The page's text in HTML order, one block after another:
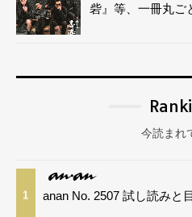
砦』等、一冊丸ご
今読まれ
1 anan No. 2507 試し読みと